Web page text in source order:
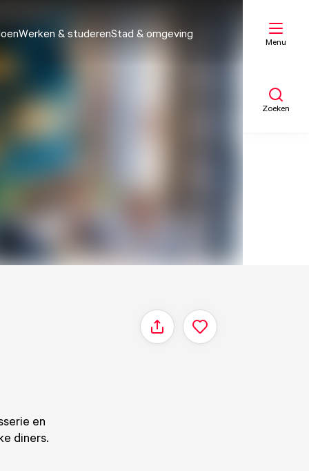
Werken & studerenStad & omgeving
Menu
Zoeken
Delen
en
diners.